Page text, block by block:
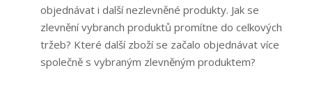
objednávat i další nezlevněné produkty. Jak se
zlevnění vybranch produktů promítne do celkových
tržeb? Které další zboží se začalo objednávat více
společně s vybraným zlevněným produktem?